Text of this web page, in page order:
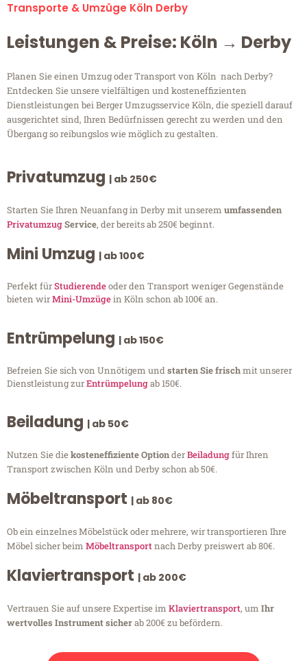
Transporte & Umzüge Köln Derby
Leistungen & Preise: Köln → Derby
Planen Sie einen Umzug oder Transport von Köln nach Derby?
Entdecken Sie unsere vielfältigen und kosteneffizienten
Dienstleistungen bei Berger Umzugsservice Köln, die speziell darauf
ausgerichtet sind, Ihren Bedürfnissen gerecht zu werden und den
Übergang so reibungslos wie möglich zu gestalten.
Privatumzug | ab 250€
Starten Sie Ihren Neuanfang in Derby mit unserem umfassenden
PrivatumzugService, der bereits ab 250€ beginnt.
Mini Umzug | ab 100€
Perfekt fürStudierendeoder den Transport weniger Gegenstände
bieten wirMini-Umzügein Köln schon ab 100€ an.
Entrümpelung | ab 150€
Befreien Sie sich von Unnötigem undstarten Sie frischmit unserer
Dienstleistung zurEntrümpelungab 150€.
Beiladung | ab 50€
Nutzen Sie diekosteneffiziente OptionderBeiladungfür Ihren
Transport zwischen Köln und Derby schon ab 50€.
Möbeltransport | ab 80€
Ob ein einzelnes Möbelstück oder mehrere, wir transportieren Ihre
Möbel sicher beim Möbeltransportnach Derby preiswert ab 80€.
Klaviertransport | ab 200€
Vertrauen Sie auf unsere Expertise im Klaviertransport, um Ihr
wertvolles Instrument sicherab 200€ zu befördern.